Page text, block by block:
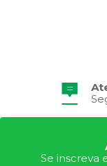
Se inscreva